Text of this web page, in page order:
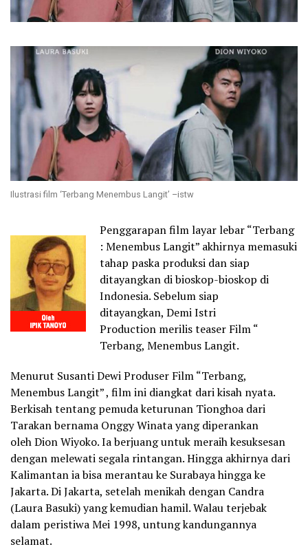
Ilustrasi film ‘Terbang Menembus Langit’ –istw
Penggarapan film layar lebar “Terbang
: Menembus Langit” akhirnya memasuki
tahap paska produksi dan siap
ditayangkan di bioskop-bioskop di
Indonesia. Sebelum siap
ditayangkan, Demi Istri
Production merilis teaser Film “
Terbang, Menembus Langit.
Menurut Susanti Dewi Produser Film “Terbang,
Menembus Langit” , film ini diangkat dari kisah nyata.
Berkisah tentang pemuda keturunan Tionghoa dari
Tarakan bernama Onggy Winata yang diperankan
oleh Dion Wiyoko. Ia berjuang untuk meraih kesuksesan
dengan melewati segala rintangan. Hingga akhirnya dari
Kalimantan ia bisa merantau ke Surabaya hingga ke
Jakarta. Di Jakarta, setelah menikah dengan Candra
(Laura Basuki) yang kemudian hamil. Walau terjebak
dalam peristiwa Mei 1998, untung kandungannya
selamat.